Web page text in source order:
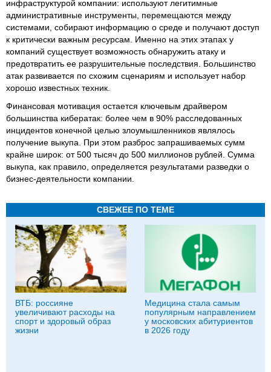
инфраструктурой компании: используют легитимные
административные инструменты, перемещаются между
системами, собирают информацию о среде и получают доступ
к критически важным ресурсам. Именно на этих этапах у
компаний существует возможность обнаружить атаку и
предотвратить ее разрушительные последствия. Большинство
атак развивается по схожим сценариям и использует набор
хорошо известных техник.
Финансовая мотивация остается ключевым драйвером
большинства кибератак: более чем в 90% расследованных
инцидентов конечной целью злоумышленников являлось
получение выкупа. При этом разброс запрашиваемых сумм
крайне широк: от 500 тысяч до 500 миллионов рублей. Сумма
выкупа, как правило, определяется результатами разведки о
бизнес-деятельности компании.
СВЕЖЕЕ ПО ТЕМЕ
ВТБ: россияне
увеличивают расходы на
спорт и здоровый образ
жизни
Медицина стала самым
популярным направлением
у московских абитуриентов
в 2026 году